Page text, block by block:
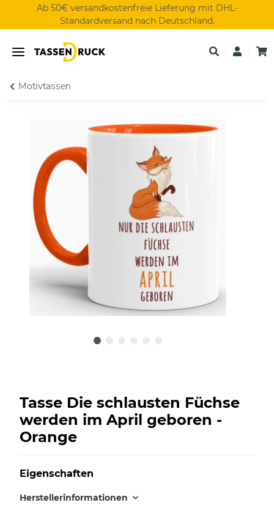
Ab 50€ versandkostenfreie Lieferung mit DHL-
Standardversand nach Deutschland.
Motivtassen
Tasse Die schlausten Füchse
werden im April geboren -
Orange
Eigenschaften
Herstellerinformationen